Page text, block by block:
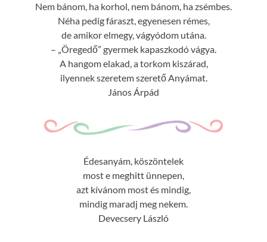
Nem bánom, ha korhol, nem bánom, ha zsémbes.
Néha pedig fáraszt, egyenesen rémes,
de amikor elmegy, vágyódom utána.
– „Öregedő” gyermek kapaszkodó vágya.
A hangom elakad, a torkom kiszárad,
ilyennek szeretem szerető Anyámat.
János Árpád
Édesanyám, köszöntelek
most e meghitt ünnepen,
azt kívánom most és mindig,
mindig maradj meg nekem.
Devecsery László